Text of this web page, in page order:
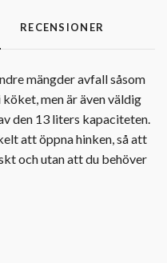
RECENSIONER
mängder avfall såsom
men är även väldig
den 13 liters kapaciteten.
att öppna hinken, så att
och utan att du behöver